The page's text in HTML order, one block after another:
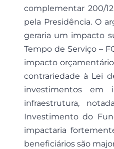
complementar 200/
pela Presidência. O
geraria um impacto
Tempo de Serviço –
impacto
contrariedade à Lei
investimentos em
infraestrutura,
Investimento do
impactaria
beneficiários são